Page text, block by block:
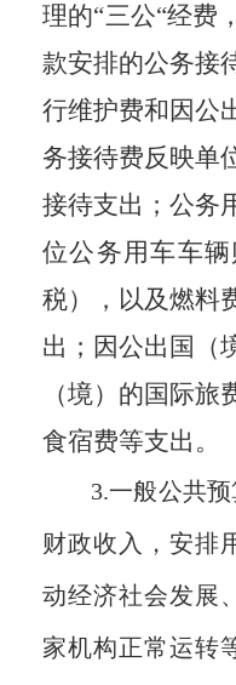
理的“三公“经费
款安排的公务接
行维护费和因公
务接待费反映单
接待支出；公务
位公务用车车
税），以及燃料
出；因公出国（
（境）的国际旅
食宿费等支出。
3.一般公共
财政收入，安排
动经济社会发展
家机构正常运转